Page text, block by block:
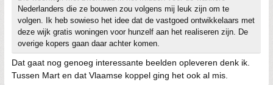
Nederlanders die ze bouwen zou volgens mij leuk zijn om te
volgen. Ik heb sowieso het idee dat de vastgoed ontwikkelaars met
deze wijk gratis woningen voor hunzelf aan het realiseren zijn. De
overige kopers gaan daar achter komen.
Dat gaat nog genoeg interessante beelden opleveren denk ik.
Tussen Mart en dat Vlaamse koppel ging het ook al mis.